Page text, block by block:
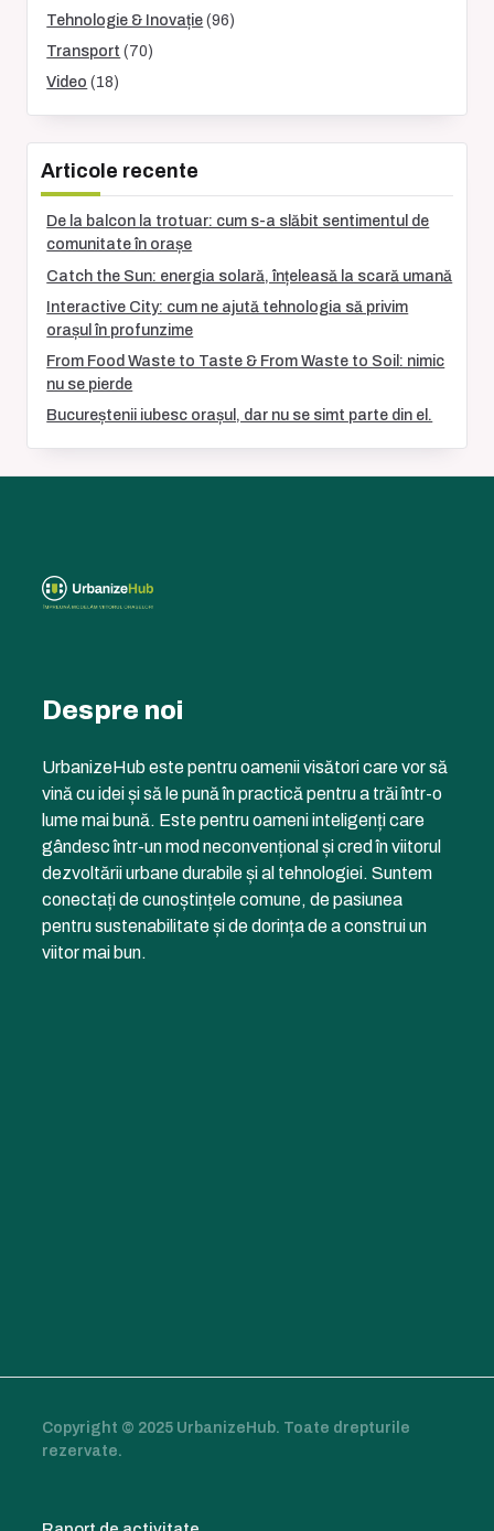
Tehnologie & Inovație (96)
Transport (70)
Video (18)
Articole recente
De la balcon la trotuar: cum s-a slăbit sentimentul de
comunitate în orașe
Catch the Sun: energia solară, înțeleasă la scară umană
Interactive City: cum ne ajută tehnologia să privim
orașul în profunzime
From Food Waste to Taste & From Waste to Soil: nimic
nu se pierde
Bucureștenii iubesc orașul, dar nu se simt parte din el.
Despre noi
UrbanizeHub este pentru oamenii visători care vor să
vină cu idei și să le pună în practică pentru a trăi într-o
lume mai bună. Este pentru oameni inteligenți care
gândesc într-un mod neconvențional și cred în viitorul
dezvoltării urbane durabile și al tehnologiei. Suntem
conectați de cunoștințele comune, de pasiunea
pentru sustenabilitate și de dorința de a construi un
viitor mai bun.
Copyright © 2025 UrbanizeHub. Toate drepturile
rezervate.